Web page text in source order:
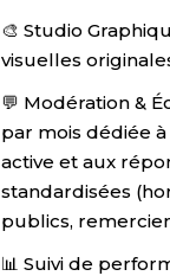
🎨 Studio
visuelles
💬 Modération &
par mois dédiée
active et aux
standardisées
publics,
📊 Suivi de